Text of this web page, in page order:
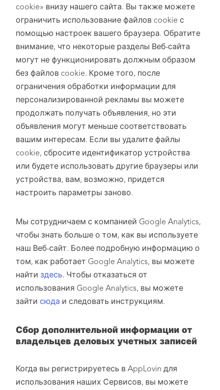
cookie» внизу нашего сайта. Вы также можете
ограничить использование файлов cookie с
помощью настроек вашего браузера. Обратите
внимание, что некоторые разделы Веб-сайта
могут не функционировать должным образом
без файлов cookie. Кроме того, после
ограничения обработки информации для
персонализированной рекламы вы можете
продолжать получать объявления, но эти
объявления могут меньше соответствовать
вашим интересам. Если вы удалите файлы
cookie, сбросите идентификатор устройства
или будете использовать другие браузеры или
устройства, вам, возможно, придется
настроить параметры заново.
Мы сотрудничаем с компанией Google Analytics,
чтобы знать больше о том, как вы используете
наш Веб-сайт. Более подробную информацию о
том, как работает Google Analytics, вы можете
найти здесь. Чтобы отказаться от
использования Google Analytics, вы можете
зайти сюда и следовать инструкциям.
Сбор дополнительной информации от
владельцев деловых учетных записей
Когда вы регистрируетесь в AppLovin для
использования наших Сервисов, вы можете